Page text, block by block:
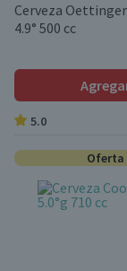
Cerveza
4.9° 500 cc
5.0
Oferta